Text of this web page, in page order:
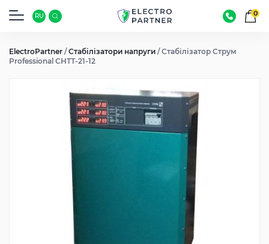
RU 0
ElectroPartner /Стабілізатори напруги /Стабілізатор Струм
Professional СНТТ-21-12